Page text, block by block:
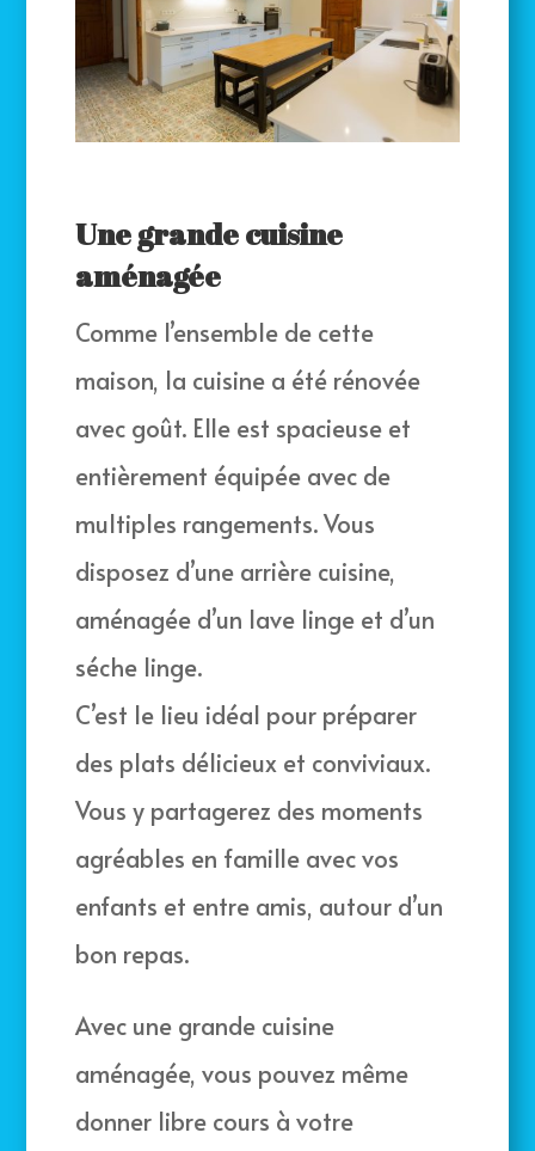
Une grande cuisine
aménagée
Comme l’ensemble de cette
maison, la cuisine a été rénovée
avec goût. Elle est spacieuse et
entièrement équipée avec de
multiples rangements. Vous
disposez d’une arrière cuisine,
aménagée d’un lave linge et d’un
séche linge.
C’est le lieu idéal pour préparer
des plats délicieux et conviviaux.
Vous y partagerez des moments
agréables en famille avec vos
enfants et entre amis, autour d’un
bon repas.
Avec une grande cuisine
aménagée, vous pouvez même
donner libre cours à votre